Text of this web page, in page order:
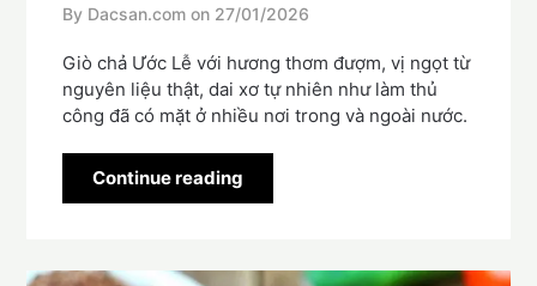
By Dacsan.com on 27/01/2026
Giò chả Ước Lễ với hương thơm đượm, vị ngọt từ
nguyên liệu thật, dai xơ tự nhiên như làm thủ
công đã có mặt ở nhiều nơi trong và ngoài nước.
Continue reading